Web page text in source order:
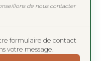
de nous contacter
formulaire de contact
votre message.